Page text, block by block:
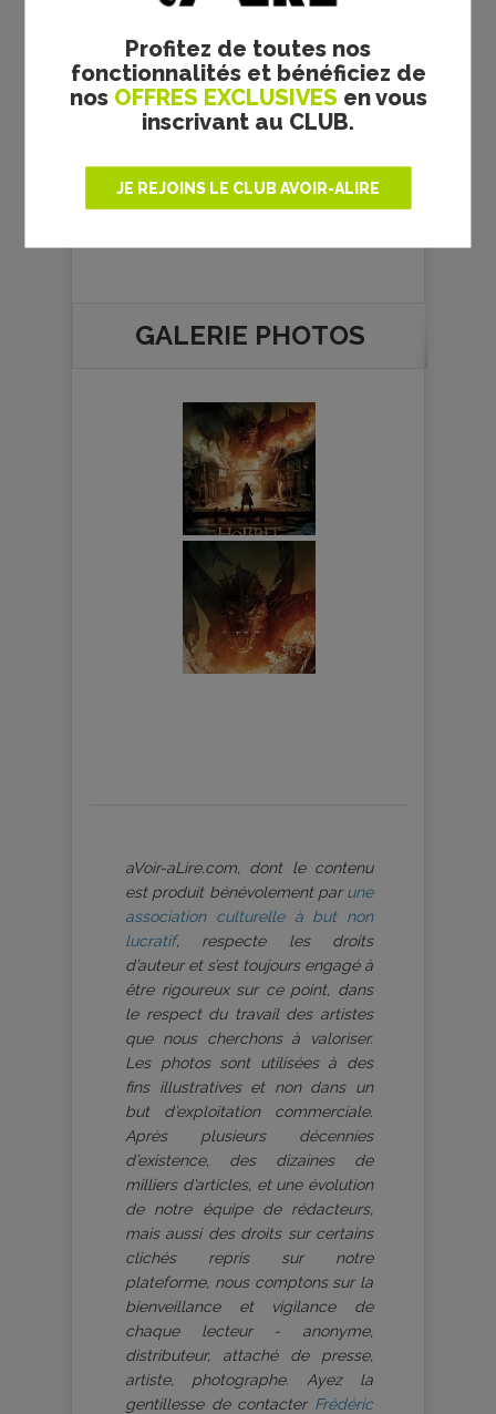
Profitez de toutes nos
fonctionnalités et bénéficiez de
nos OFFRES EXCLUSIVES en vous
inscrivant au CLUB.
JE REJOINS LE CLUB AVOIR-ALIRE
La rédaction ciné
GALERIE PHOTOS
aVoir-aLire.com, dont le contenu
est produit bénévolement par une
association culturelle à but non
lucratif, respecte les droits
d’auteur et s’est toujours engagé à
être rigoureux sur ce point, dans
le respect du travail des artistes
que nous cherchons à valoriser.
Les photos sont utilisées à des
fins illustratives et non dans un
but d’exploitation commerciale.
Après plusieurs décennies
d’existence, des dizaines de
milliers d’articles, et une évolution
de notre équipe de rédacteurs,
mais aussi des droits sur certains
clichés repris sur notre
plateforme, nous comptons sur la
bienveillance et vigilance de
chaque lecteur - anonyme,
distributeur, attaché de presse,
artiste, photographe. Ayez la
gentillesse de contacter Frédéric